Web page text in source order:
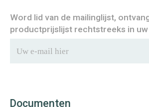
Word lid van de mailinglijst,
productprijslijst rechtstreeks in